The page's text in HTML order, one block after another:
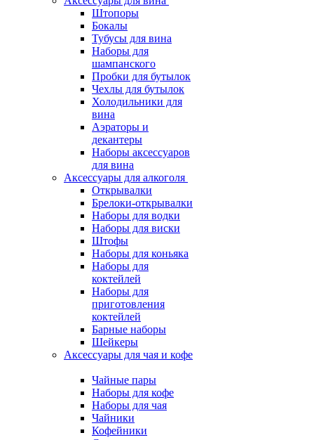
Штопоры
Бокалы
Тубусы для вина
Наборы для
шампанского
Пробки для бутылок
Чехлы для бутылок
Холодильники для
вина
Аэраторы и
декантеры
Наборы аксессуаров
для вина
Аксессуары для алкоголя
Открывалки
Брелоки-открывалки
Наборы для водки
Наборы для виски
Штофы
Наборы для коньяка
Наборы для
коктейлей
Наборы для
приготовления
коктейлей
Барные наборы
Шейкеры
Аксессуары для чая и кофе
Чайные пары
Наборы для кофе
Наборы для чая
Чайники
Кофейники